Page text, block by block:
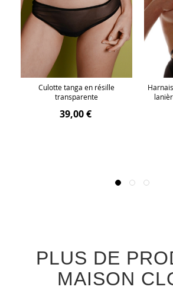
Culotte tanga en résille
transparente
39,00 €
PLUS DE
MAISON